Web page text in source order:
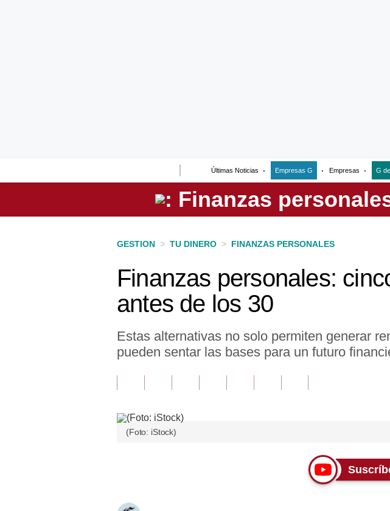
Últimas Noticias Empresas G Empresas G
Perú
GESTION > TU DINERO > FINANZAS PERSONALES
Finanzas personales:
antes de los 30
Estas alternativas no solo permiten generar
pueden sentar las bases para un futuro
(Foto: iStock)